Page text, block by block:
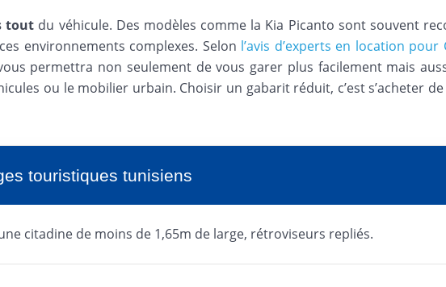
tout du véhicule. Des modèles comme la Kia Picanto sont souvent
environnements complexes. Selon l’avis d’experts en location
permettra non seulement de vous garer plus facilement mais
ou le mobilier urbain. Choisir un gabarit réduit, c’est s’acheter
touristiques tunisiens
citadine de moins de 1,65m de large, rétroviseurs repliés.